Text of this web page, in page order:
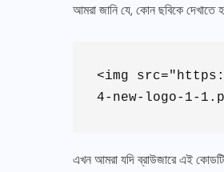
আমরা জানি যে, কোন ছবিকে
<img
4-new-logo-1-
এখন আমরা যদি ব্রাউজারে এই